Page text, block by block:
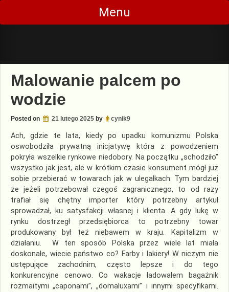
Skip
content
Menu
Malowanie palcem po
wodzie
Posted on 21 lutego 2025 by cynik9
Ach, gdzie te lata, kiedy po upadku komunizmu Polska
oswobodziła prywatną inicjatywę która z powodzeniem
pokryła wszelkie rynkowe niedobory. Na początku „schodziło”
wszystko jak jest, ale w krótkim czasie konsument mógł już
sobie przebierać w towarach jak w ulegałkach. Tym bardziej
że jeżeli potrzebował czegoś zagranicznego, to od razy
trafiał się chętny importer który potrzebny artykuł
sprowadzał, ku satysfakcji własnej i klienta. A gdy lukę w
rynku dostrzegł przedsiębiorca to potrzebny towar
produkowany był też niebawem w kraju. Kapitalizm w
działaniu. W ten sposób Polska przez wiele lat miała
doskonałe, wiecie państwo co? Farby i lakiery! W niczym nie
ustępujące zachodnim, często lepsze i do tego
konkurencyjne cenowo. Co wakacje ładowałem bagażnik
rozmaitymi „caponami”, „domaluxami” i innymi specyfikami.